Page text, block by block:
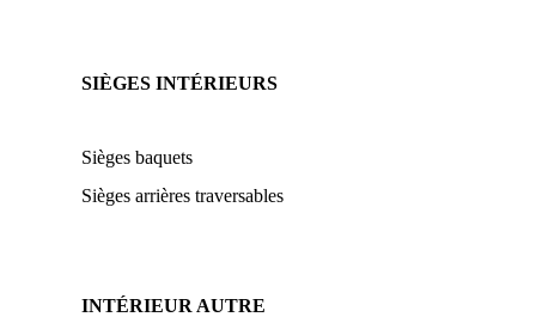
SIÈGES INTÉRIEURS
Sièges baquets
Sièges arrières traversables
INTÉRIEUR AUTRE